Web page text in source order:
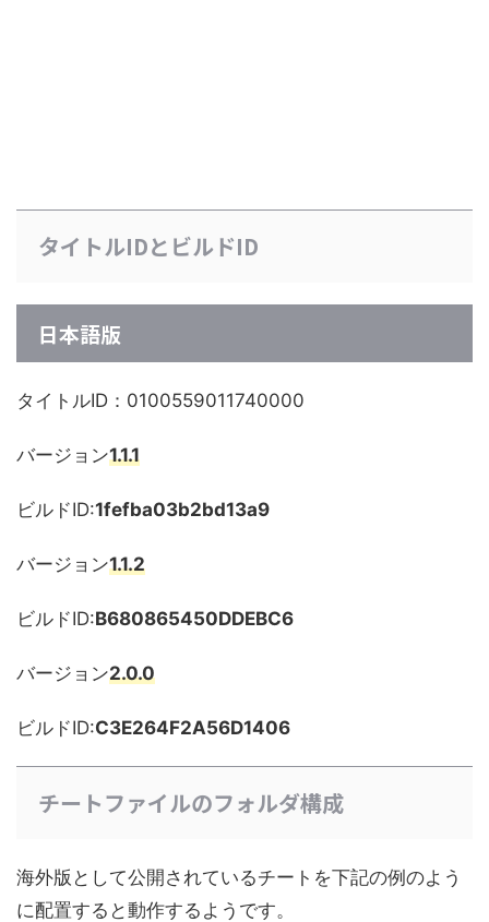
タイトルIDとビルドID
日本語版
タイトルID：0100559011740000
バージョン1.1.1
ビルドID:1fefba03b2bd13a9
バージョン1.1.2
ビルドID:B680865450DDEBC6
バージョン2.0.0
ビルドID:C3E264F2A56D1406
チートファイルのフォルダ構成
海外版として公開されているチートを下記の例のよう
に配置すると動作するようです。